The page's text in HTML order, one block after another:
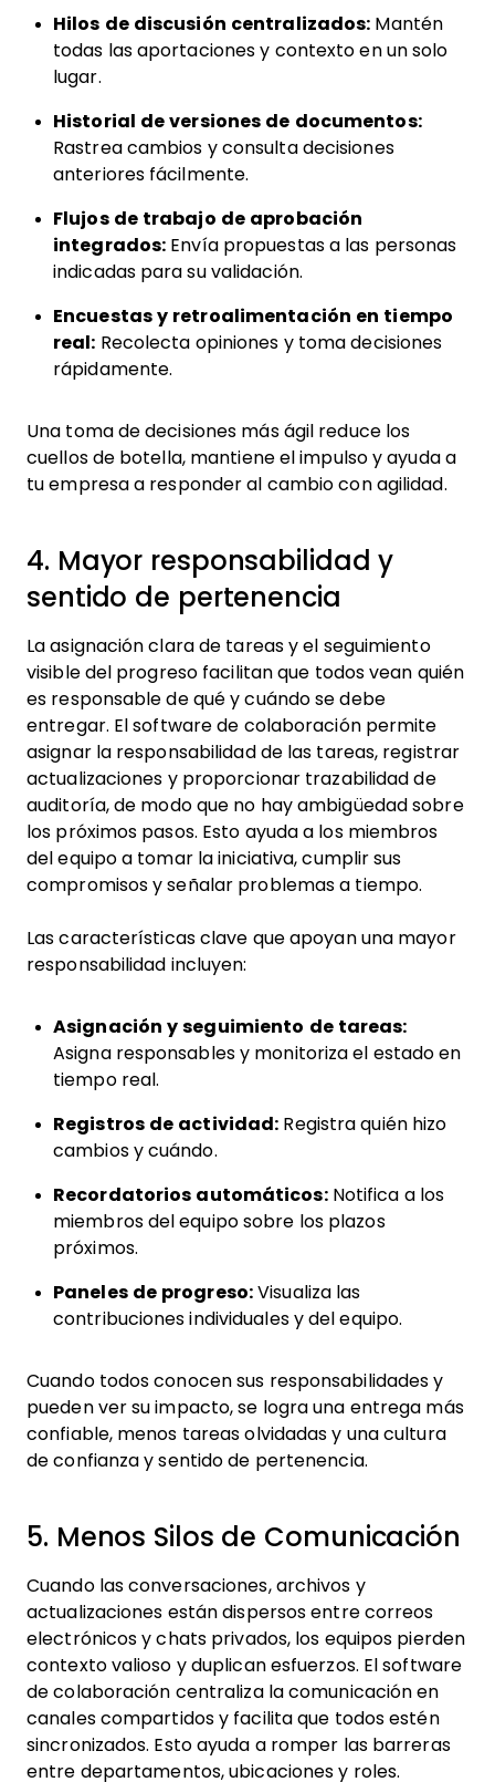
Hilos de discusión centralizados: Mantén
todas las aportaciones y contexto en un solo
lugar.
Historial de versiones de documentos:
Rastrea cambios y consulta decisiones
anteriores fácilmente.
Flujos de trabajo de aprobación
integrados: Envía propuestas a las personas
indicadas para su validación.
Encuestas y retroalimentación en tiempo
real: Recolecta opiniones y toma decisiones
rápidamente.
Una toma de decisiones más ágil reduce los
cuellos de botella, mantiene el impulso y ayuda a
tu empresa a responder al cambio con agilidad.
4. Mayor responsabilidad y
sentido de pertenencia
La asignación clara de tareas y el seguimiento
visible del progreso facilitan que todos vean quién
es responsable de qué y cuándo se debe
entregar. El software de colaboración permite
asignar la responsabilidad de las tareas, registrar
actualizaciones y proporcionar trazabilidad de
auditoría, de modo que no hay ambigüedad sobre
los próximos pasos. Esto ayuda a los miembros
del equipo a tomar la iniciativa, cumplir sus
compromisos y señalar problemas a tiempo.
Las características clave que apoyan una mayor
responsabilidad incluyen:
Asignación y seguimiento de tareas:
Asigna responsables y monitoriza el estado en
tiempo real.
Registros de actividad: Registra quién hizo
cambios y cuándo.
Recordatorios automáticos:Notifica a los
miembros del equipo sobre los plazos
próximos.
Paneles de progreso: Visualiza las
contribuciones individuales y del equipo.
Cuando todos conocen sus responsabilidades y
pueden ver su impacto, se logra una entrega más
confiable, menos tareas olvidadas y una cultura
de confianza y sentido de pertenencia.
5. Menos Silos de Comunicación
Cuando las conversaciones, archivos y
actualizaciones están dispersos entre correos
electrónicos y chats privados, los equipos pierden
contexto valioso y duplican esfuerzos. El software
de colaboración centraliza la comunicación en
canales compartidos y facilita que todos estén
sincronizados. Esto ayuda a romper las barreras
entre departamentos, ubicaciones y roles.